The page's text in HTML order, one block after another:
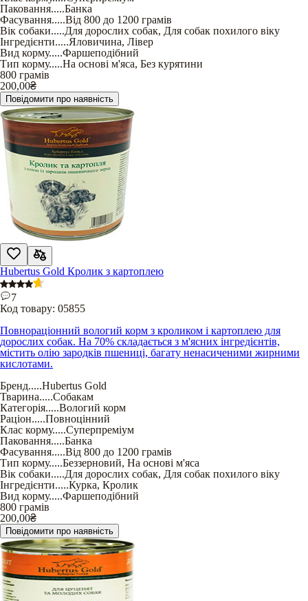
Паковання.....Банка
Фасування.....Від 800 до 1200 грамів
Вік собаки.....Для дорослих собак, Для собак похилого віку
Інгредієнти.....Яловичина, Лівер
Вид корму.....Фаршеподібний
Тип корму.....На основі м'яса, Без курятини
800 грамів
200,00₴
Повідомити про наявність
Hubertus Gold Кролик з картоплею
7
Код товару: 05855
Повнораціонний вологий корм з кроликом і картоплею для
дорослих собак. На 70% складається з м'ясних інгредієнтів,
містить олію зародків пшениці, багату ненасиченими жирними
кислотами.
Бренд.....Hubertus Gold
Тварина.....Собакам
Категорія.....Вологий корм
Раціон.....Повноцінний
Клас корму.....Суперпреміум
Паковання.....Банка
Фасування.....Від 800 до 1200 грамів
Тип корму.....Беззерновий, На основі м'яса
Вік собаки.....Для дорослих собак, Для собак похилого віку
Інгредієнти.....Курка, Кролик
Вид корму.....Фаршеподібний
800 грамів
200,00₴
Повідомити про наявність